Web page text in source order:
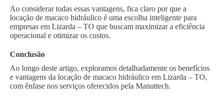
Ao considerar todas essas vantagens, fica claro por que a
locação de macaco hidráulico é uma escolha inteligente para
empresas em Lizarda – TO que buscam maximizar a eficiência
operacional e otimizar os custos.
Conclusão
Ao longo deste artigo, exploramos detalhadamente os benefícios
e vantagens da locação de macaco hidráulico em Lizarda – TO,
com ênfase nos serviços oferecidos pela Manuttech.